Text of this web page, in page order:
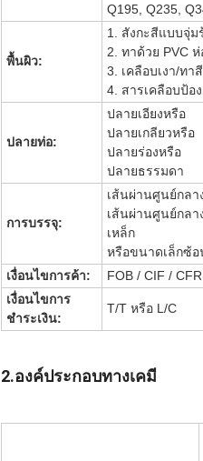
Q195, Q235,
พื้นผิว:
1. สังกะสีแบบจุ่ม
2. ทาด้วย PVC ห่
3. เคลือบเงา/ท
4. สารเคลือบป้อ
ปลายท่อ:
ปลายเอียงหรือ
ปลายเกลียวหรือ
ปลายร่องหรือ
ปลายธรรมดา
การบรรจุ:
เส้นผ่านศูนย์กล
เส้นผ่านศูนย์กลา
เหล็ก
หรือขนาดเล็กซ้
เงื่อนไขการค้า:
FOB / CIF /
เงื่อนไขการ
ชำระเงิน:
T/T หรือ L/C
2.องค์ประกอบทางเคมี